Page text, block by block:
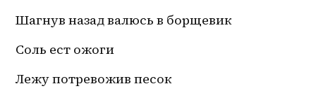
Шагнув назад валюсь в борщевик
Соль ест ожоги
Лежу потревожив песок